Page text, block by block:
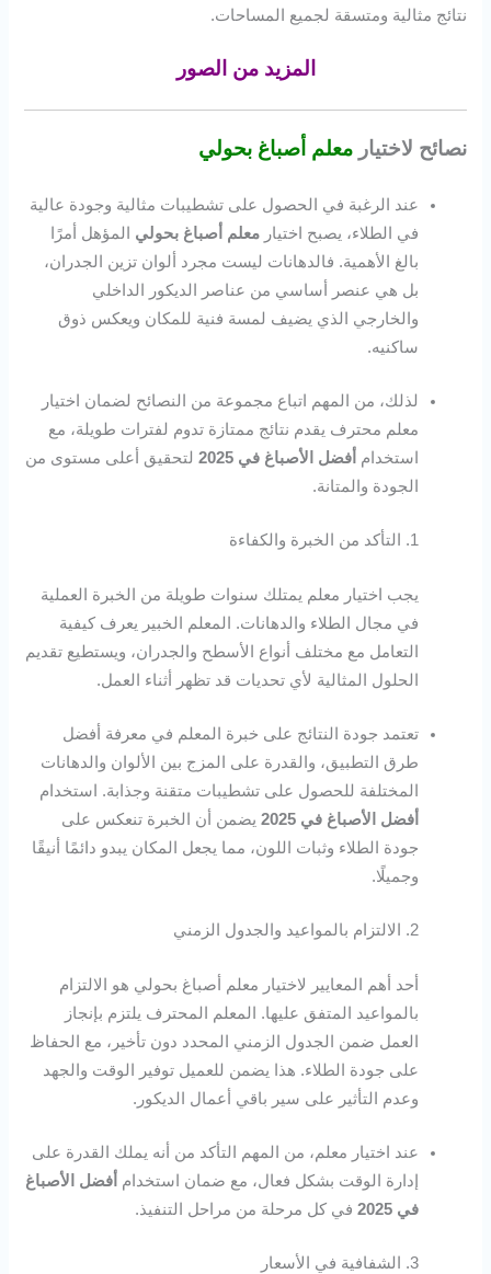
نتائج مثالية ومتسقة لجميع المساحات.
المزيد من الصور
نصائح لاختيارمعلم أصباغ بحولي
عند الرغبة في الحصول على تشطيبات مثالية وجودة عالية
في الطلاء، يصبح اختيارمعلم أصباغ بحولي المؤهل أمرًا
بالغ الأهمية. فالدهانات ليست مجرد ألوان تزين الجدران،
بل هي عنصر أساسي من عناصر الديكور الداخلي
والخارجي الذي يضيف لمسة فنية للمكان ويعكس ذوق
ساكنيه.
لذلك، من المهم اتباع مجموعة من النصائح لضمان اختيار
معلم محترف يقدم نتائج ممتازة تدوم لفترات طويلة، مع
استخدام أفضل الأصباغ في 2025
لتحقيق أعلى مستوى من
الجودة والمتانة.
1. التأكد من الخبرة والكفاءة
يجب اختيار معلم يمتلك سنوات طويلة من الخبرة العملية
في مجال الطلاء والدهانات. المعلم الخبير يعرف كيفية
التعامل مع مختلف أنواع الأسطح والجدران، ويستطيع تقديم
الحلول المثالية لأي تحديات قد تظهر أثناء العمل.
تعتمد جودة النتائج على خبرة المعلم في معرفة أفضل
طرق التطبيق، والقدرة على المزج بين الألوان والدهانات
المختلفة للحصول على تشطيبات متقنة وجذابة. استخدام
أفضل الأصباغ في 2025
يضمن أن الخبرة تنعكس على
جودة الطلاء وثبات اللون، مما يجعل المكان يبدو دائمًا أنيقًا
وجميلًا.
2. الالتزام بالمواعيد والجدول الزمني
أحد أهم المعايير لاختيار معلم أصباغ بحولي هو الالتزام
بالمواعيد المتفق عليها. المعلم المحترف يلتزم بإنجاز
العمل ضمن الجدول الزمني المحدد دون تأخير، مع الحفاظ
على جودة الطلاء. هذا يضمن للعميل توفير الوقت والجهد
وعدم التأثير على سير باقي أعمال الديكور.
عند اختيار معلم، من المهم التأكد من أنه يملك القدرة على
إدارة الوقت بشكل فعال، مع ضمان استخدام أفضل الأصباغ
في 2025
في كل مرحلة من مراحل التنفيذ.
3. الشفافية في الأسعار